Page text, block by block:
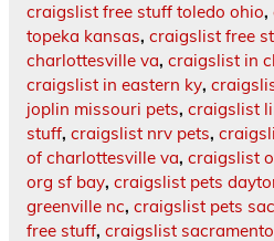
craigslist free stuff toledo ohio,
topeka kansas, craigslist free
charlottesville va, craigslist in
craigslist in eastern ky,
joplin missouri pets, craigslist
stuff, craigslist nrv pets,
of charlottesville va, craigslist
org sf bay, craigslist pets
greenville nc, craigslist pets sac
free stuff, craigslist